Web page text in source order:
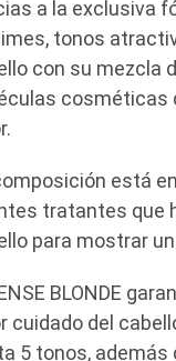
a la exclusiva
tonos
con su mezcla
cosméticas
está
tratantes que
para mostrar
BLONDE
cuidado del
5 tonos, además